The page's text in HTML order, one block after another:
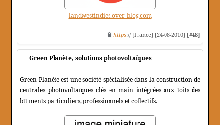
landwestindies.over-blog.com
https:// [France] [24-08-2010] [#48]
Green Planète, solutions photovoltaïques
Green Planète est une société spécialisée dans la construction de
centrales photovoltaïques clés en main intégrées aux toits des
bttiments particuliers, professionnels et collectifs.